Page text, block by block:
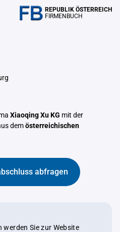
REPUBLIK ÖSTERREICH
FIRMENBUCH
Xiaoqing Xu KG mit der
demösterreichischen
abfragen
Sie zur Website